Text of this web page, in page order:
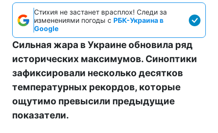
Стихия не застанет врасплох! Следи за
изменениями погоды с РБК-Украина в
Google
Сильная жара в Украине обновила ряд
исторических максимумов. Синоптики
зафиксировали несколько десятков
температурных рекордов, которые
ощутимо превысили предыдущие
показатели.